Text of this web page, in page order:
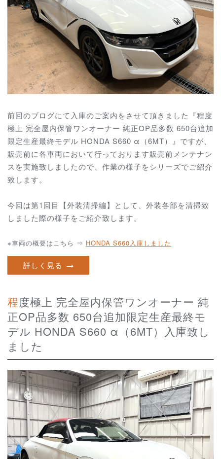
前回のブログにて入庫のご案内をさせて頂きました『程度
極上 完全屋内保管ワンオーナー 純正OP品多数 650台追加
限定生産最終モデル HONDA S660 α（6MT）』ですが、
販売前に各車両において行っております販売前メンテナン
スを実施致しましたので、作業の様子をシリーズでご紹介
致します。
今回は第1回目【外装清掃編】として、外装各部を清掃致
しました際の様子をご紹介致します。
※車両の概要はこちら ⇒ HONDA S660入庫しました
詳しく見る
程度極上 完全屋内保管ワンオーナー 純
正OP品多数 650台追加限定生産最終モ
デル HONDA S660 α（6MT）入庫致し
ました